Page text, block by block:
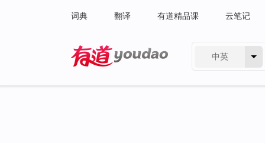
词典 翻译 有道精品课 云笔记
中英